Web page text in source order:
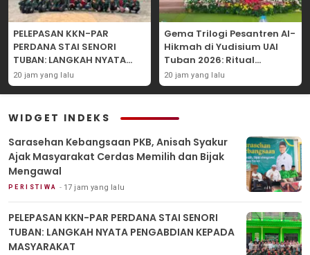
PELEPASAN KKN-PAR
PERDANA STAI SENORI
TUBAN: LANGKAH NYATA
PENGABDIAN KEPADA
MASYARAKAT
20 jam yang lalu
Gema Trilogi Pesantren Al-
Hikmah di Yudisium UAI
Tuban 2026: Ritual
Pelepasan Lulusan yang
Adatif Laksana “Dhamir
20 jam yang lalu
WIDGET INDEKS
Sarasehan Kebangsaan PKB, Anisah Syakur
Ajak Masyarakat Cerdas Memilih dan Bijak
Mengawal
PERISTIWA 17 jam yang lalu
PELEPASAN KKN-PAR PERDANA STAI SENORI
TUBAN: LANGKAH NYATA PENGABDIAN KEPADA
MASYARAKAT